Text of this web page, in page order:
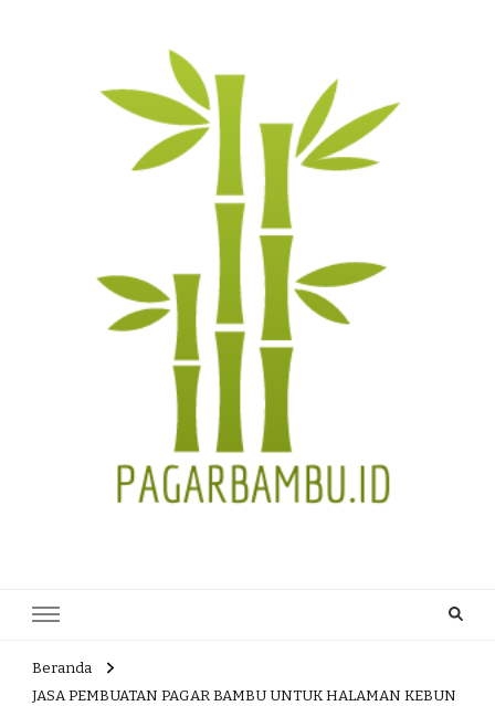
PAGAR BAMBU WULUNG
ATAU BAMBU HITAM
Beranda
JASA PEMBUATAN PAGAR BAMBU UNTUK HALAMAN KEBUN